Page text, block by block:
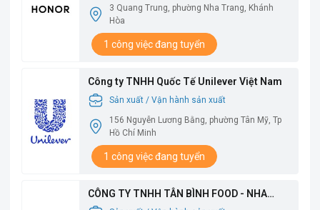
3 Quang Trung, phường Nha Trang, Khánh
Hòa
1 công việc đang tuyển
Công ty TNHH Quốc Tế Unilever Việt Nam
Sản xuất / Vận hành sản xuất
156 Nguyễn Lương Bằng, phường Tân Mỹ, Tp
Hồ Chí Minh
1 công việc đang tuyển
CÔNG TY TNHH TÂN BÌNH FOOD - NHA